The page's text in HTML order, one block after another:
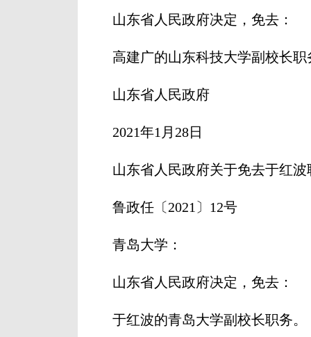
山东省人民政府决定，免去：
高建广的山东科技大学副校长职
山东省人民政府
2021年1月28日
山东省人民政府关于免去于红波
鲁政任〔2021〕12号
青岛大学：
山东省人民政府决定，免去：
于红波的青岛大学副校长职务。